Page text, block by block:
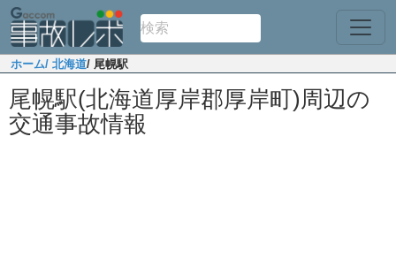
ホーム/ 北海道/ 尾幌駅
尾幌駅(北海道厚岸郡厚岸町)周辺の
交通事故情報